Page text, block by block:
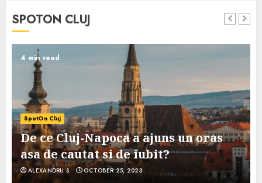
SPOTON CLUJ
4 min read
SpotOn Cluj
De ce Cluj-Napoca a ajuns un oras
asa de cautat si de iubit?
ALEXANDRU S. OCTOBER 25, 2023